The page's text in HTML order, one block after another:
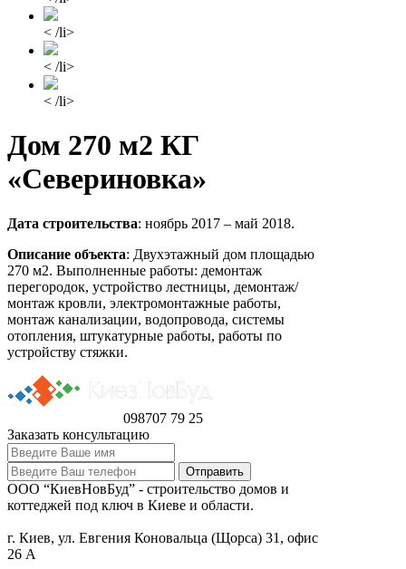
< /li>
< /li>
< /li>
Дом 270 м2 КГ
«Севериновка»
Дата строительства: ноябрь 2017 – май 2018.
Описание объекта: Двухэтажный дом площадью
270 м2. Выполненные работы: демонтаж
перегородок, устройство лестницы, демонтаж/
монтаж кровли, электромонтажные работы,
монтаж канализации, водопровода, системы
отопления, штукатурные работы, работы по
устройству стяжки.
098707 79 25
Заказать консультацию
ООО “КиевНовБуд” - строительство домов и
коттеджей под ключ в Киеве и области.
г. Киев, ул. Евгения Коновальца (Щорса) 31, офис
26 А